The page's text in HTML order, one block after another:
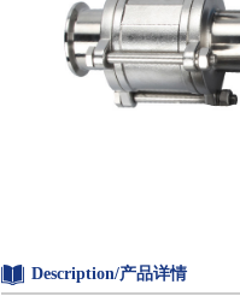
Description/产品详情